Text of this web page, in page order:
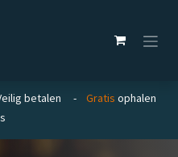
betalen - Gratis ophalen